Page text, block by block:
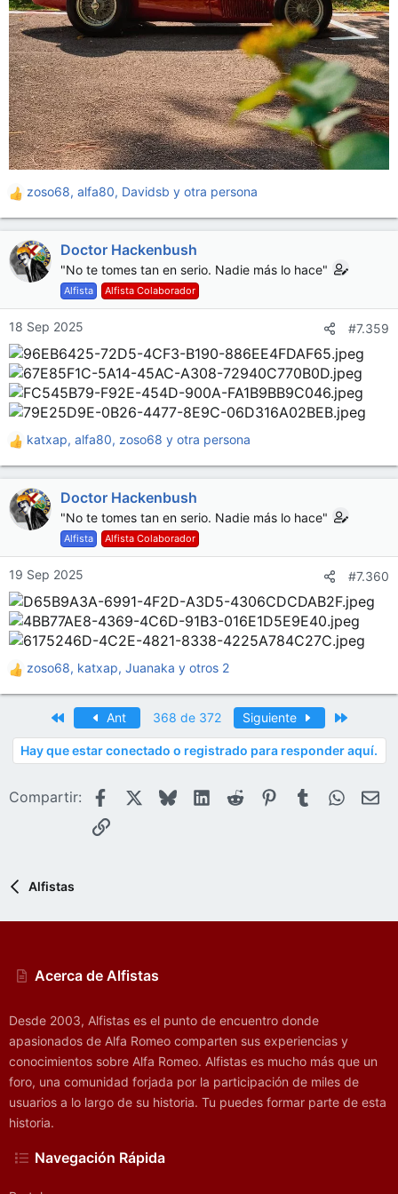
R
e
a
c
c
e
s
:
zoso68, alfa80, Davidsb y otra persona
Doctor Hackenbush
"No te tomes tan en serio. Nadie más lo hace"
Alfista Alfista Colaborador
18 Sep 2025 #7.359
R
e
a
c
c
e
s
:
katxap, alfa80, zoso68 y otra persona
Doctor Hackenbush
"No te tomes tan en serio. Nadie más lo hace"
Alfista Alfista Colaborador
19 Sep 2025 #7.360
R
e
c
n
zoso68, katxap, Juanaka y otros 2
PrimeroAnt 368 de 372 Siguiente
Hay que estar conectado o registrado para responder aquí.
Compartir: FacebookBlueskyLinkedIn
Reddit Pinterest
Tumblr
E-
Enlace
Alfistas
Acerca de Alfistas
Desde 2003, Alfistas es el punto de encuentro donde
apasionados de Alfa Romeo comparten sus experiencias y
conocimientos sobre Alfa Romeo. Alfistas es mucho más que un
foro, una comunidad forjada por la participación de miles de
usuarios a lo largo de su historia. Tu puedes formar parte de esta
historia.
Navegación Rápida